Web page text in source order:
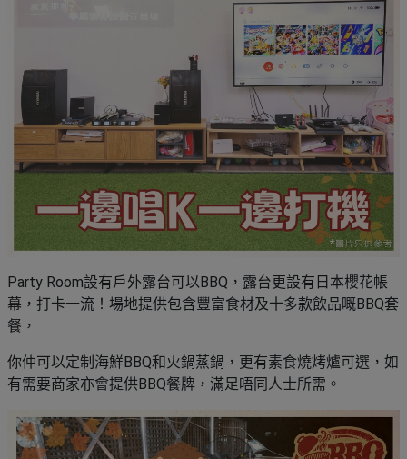
Party Room設有戶外露台可以BBQ，露台更設有日本櫻花帳
幕，打卡一流！場地提供包含豐富食材及十多款飲品嘅BBQ套
餐，
你仲可以定制海鮮BBQ和火鍋蒸鍋，更有素食燒烤爐可選，如
有需要商家亦會提供BBQ餐牌，滿足唔同人士所需。